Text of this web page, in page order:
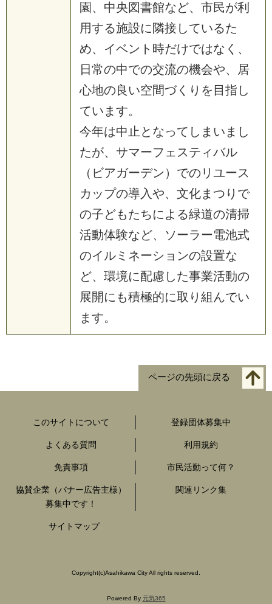
園、中央図書館など、市民が利
用する施設に隣接しているた
め、イベント時だけではなく、
日常の中での交流の機会や、居
心地の良い空間づくりを目指し
ています。
今年は中止となってしまいまし
たが、サマーフェスティバル
（ビアガーデン）でのリユース
カップの導入や、文化まつりで
の子どもたちによる緑道の清掃
活動体験など、ソーラー電池式
のイルミネーションの設置な
ど、環境に配慮した事業活動の
展開にも積極的に取り組んでい
ます。
ページの先頭に戻る
このサイトについて 登録団体募集中
よくある質問 利用規約
免責事項 市民活動って何？
協賛企業（バナー広告主様）
募集中です！
関連リンク集
サイトマップ
Copyright(c)Asahikawa City All rights reserved.
Powered By 元気365